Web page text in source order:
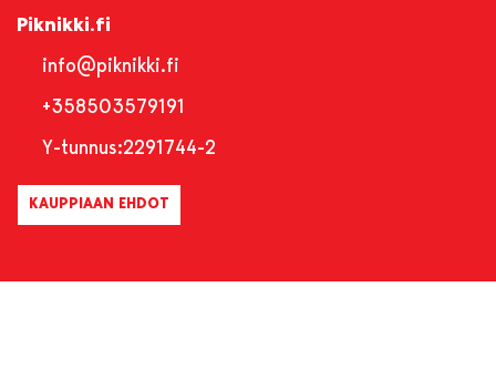
Piknikki.fi
info@piknikki.fi
+358503579191
Y-tunnus:2291744-2
KAUPPIAAN EHDOT